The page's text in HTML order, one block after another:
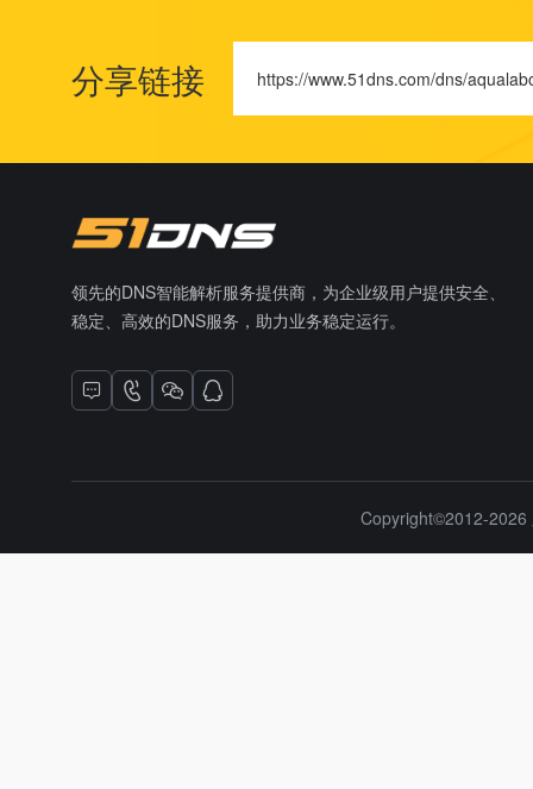
分享链接 https://www.51dns.com/dns/
领先的DNS智能解析服务提供商，为企业级用户提供安全、
稳定、高效的DNS服务，助力业务稳定运行。
Copyright©2012-2026